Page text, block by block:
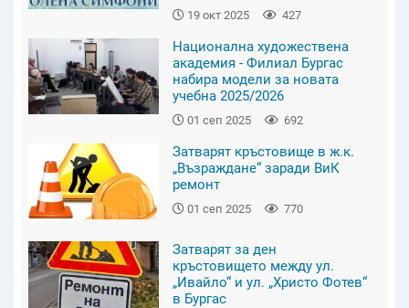
19 окт 2025 427
Национална художествена
академия - Филиал Бургас
набира модели за новата
учебна 2025/2026
01 сеп 2025 692
Затварят кръстовище в ж.к.
„Възраждане“ заради ВиК
ремонт
01 сеп 2025 770
Затварят за ден
кръстовището между ул.
„Ивайло“ и ул. „Христо Фотев“
в Бургас